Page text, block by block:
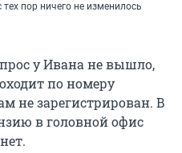
пор ничего не изменилось
у Ивана не вышло,
по номеру
не зарегистрирован. В
в головной офис